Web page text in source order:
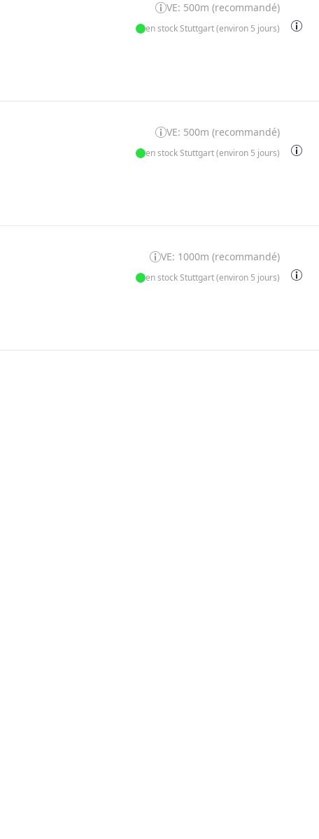
VE: 500m (recommandé)
en stock Stuttgart (environ 5 jours)
VE: 500m (recommandé)
en stock Stuttgart (environ 5 jours)
VE: 1000m (recommandé)
en stock Stuttgart (environ 5 jours)